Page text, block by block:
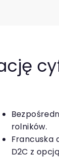
rolników.
Francuska
D2C z